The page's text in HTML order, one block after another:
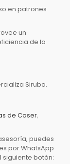
en patrones
un
de la
Siruba.
de Coser,
puedes
por WhatsApp
siguiente botón: